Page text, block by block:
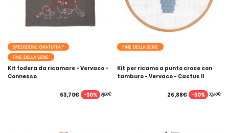
SPEDIZIONE GRATUITA *
FINE DELLA SERIE
Kit fodera da ricamare - Vervaco -
Connesso
91,00€
63,70€ -30%
FINE DELLA SERIE
Kit per ricamo a punto croce con
tamburo - Vervaco - Cactus II
38,40€
26,88€ -30%